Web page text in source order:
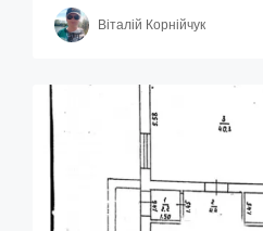
Віталій Корнійчук